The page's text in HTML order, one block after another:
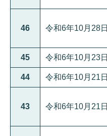
46 令和6年10月28日
45 令和6年10月23日
44 令和6年10月21日
43 令和6年10月21日